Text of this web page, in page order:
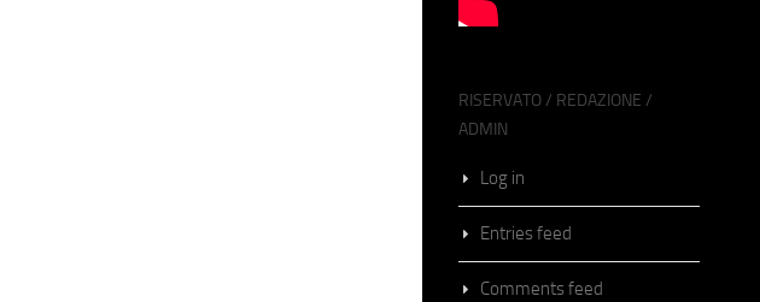
RISERVATO / REDAZIONE /
ADMIN
Log in
Entries feed
Comments feed